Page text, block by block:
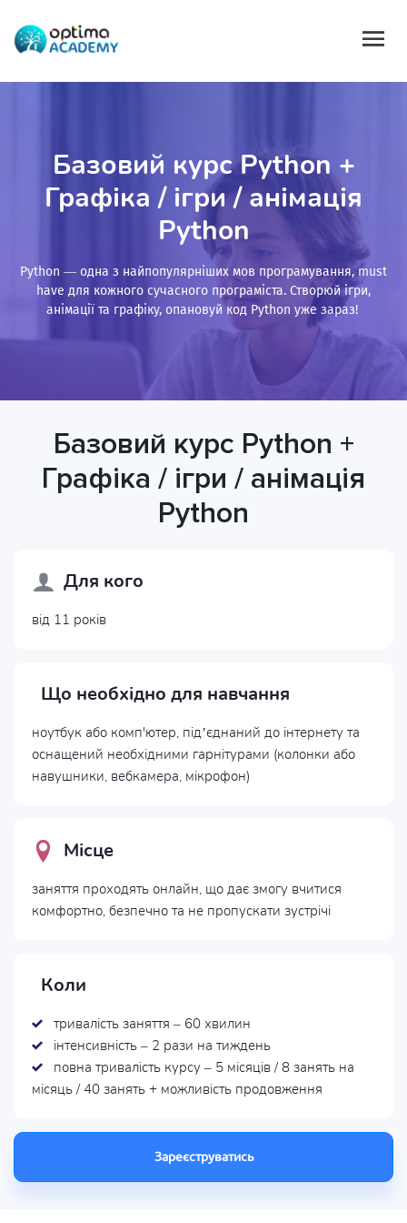
Базовий курс Python +
Графіка / ігри / анімація
Python
Python — одна з найпопулярніших мов програмування, must
have для кожного сучасного програміста. Створюй ігри,
анімації та графіку, опановуй код Python уже зараз!
Базовий курс Python +
Графіка / ігри / анімація
Python
Для кого
від 11 років
Що необхідно для навчання
ноутбук або комп'ютер, під’єднаний до інтернету та
оснащений необхідними гарнітурами (колонки або
навушники, вебкамера, мікрофон)
Місце
заняття проходять онлайн, що дає змогу вчитися
комфортно, безпечно та не пропускати зустрічі
Коли
тривалість заняття – 60 хвилин
інтенсивність – 2 рази на тиждень
повна тривалість курсу – 5 місяців / 8 занять на
місяць / 40 занять + можливість продовження
Зареєструватись